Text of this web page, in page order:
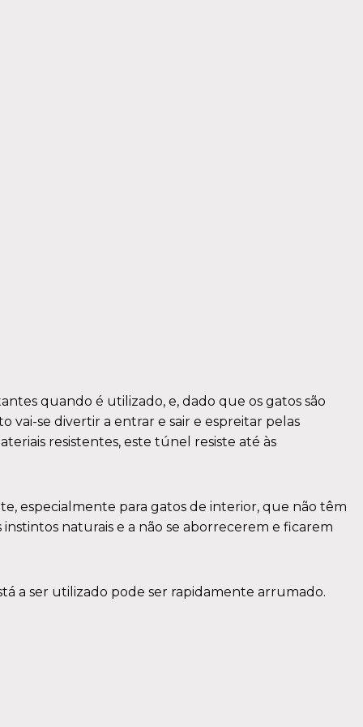
quando é utilizado, e, dado que os gatos são
vai-se divertir a entrar e sair e espreitar pelas
resistentes, este túnel resiste até às
especialmente para gatos de interior, que não têm
naturais e a não se aborrecerem e ficarem
a ser utilizado pode ser rapidamente arrumado.